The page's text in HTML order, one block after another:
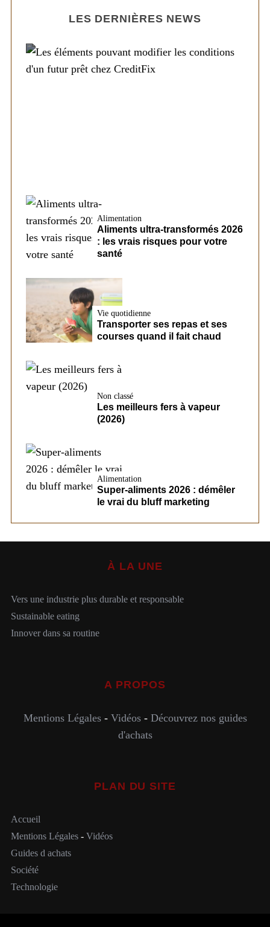
LES DERNIÈRES NEWS
Alimentation
Aliments ultra-transformés 2026
: les vrais risques pour votre
santé
Vie quotidienne
Transporter ses repas et ses
courses quand il fait chaud
Non classé
Les meilleurs fers à vapeur
(2026)
Alimentation
Super-aliments 2026 : démêler
le vrai du bluff marketing
À LA UNE
Vers une industrie plus durable et responsable
Sustainable eating
Innover dans sa routine
A PROPOS
Mentions Légales- Vidéos- Découvrez nos guides
d'achats
PLAN DU SITE
Accueil
Mentions Légales- Vidéos
Guides d achats
Société
Technologie